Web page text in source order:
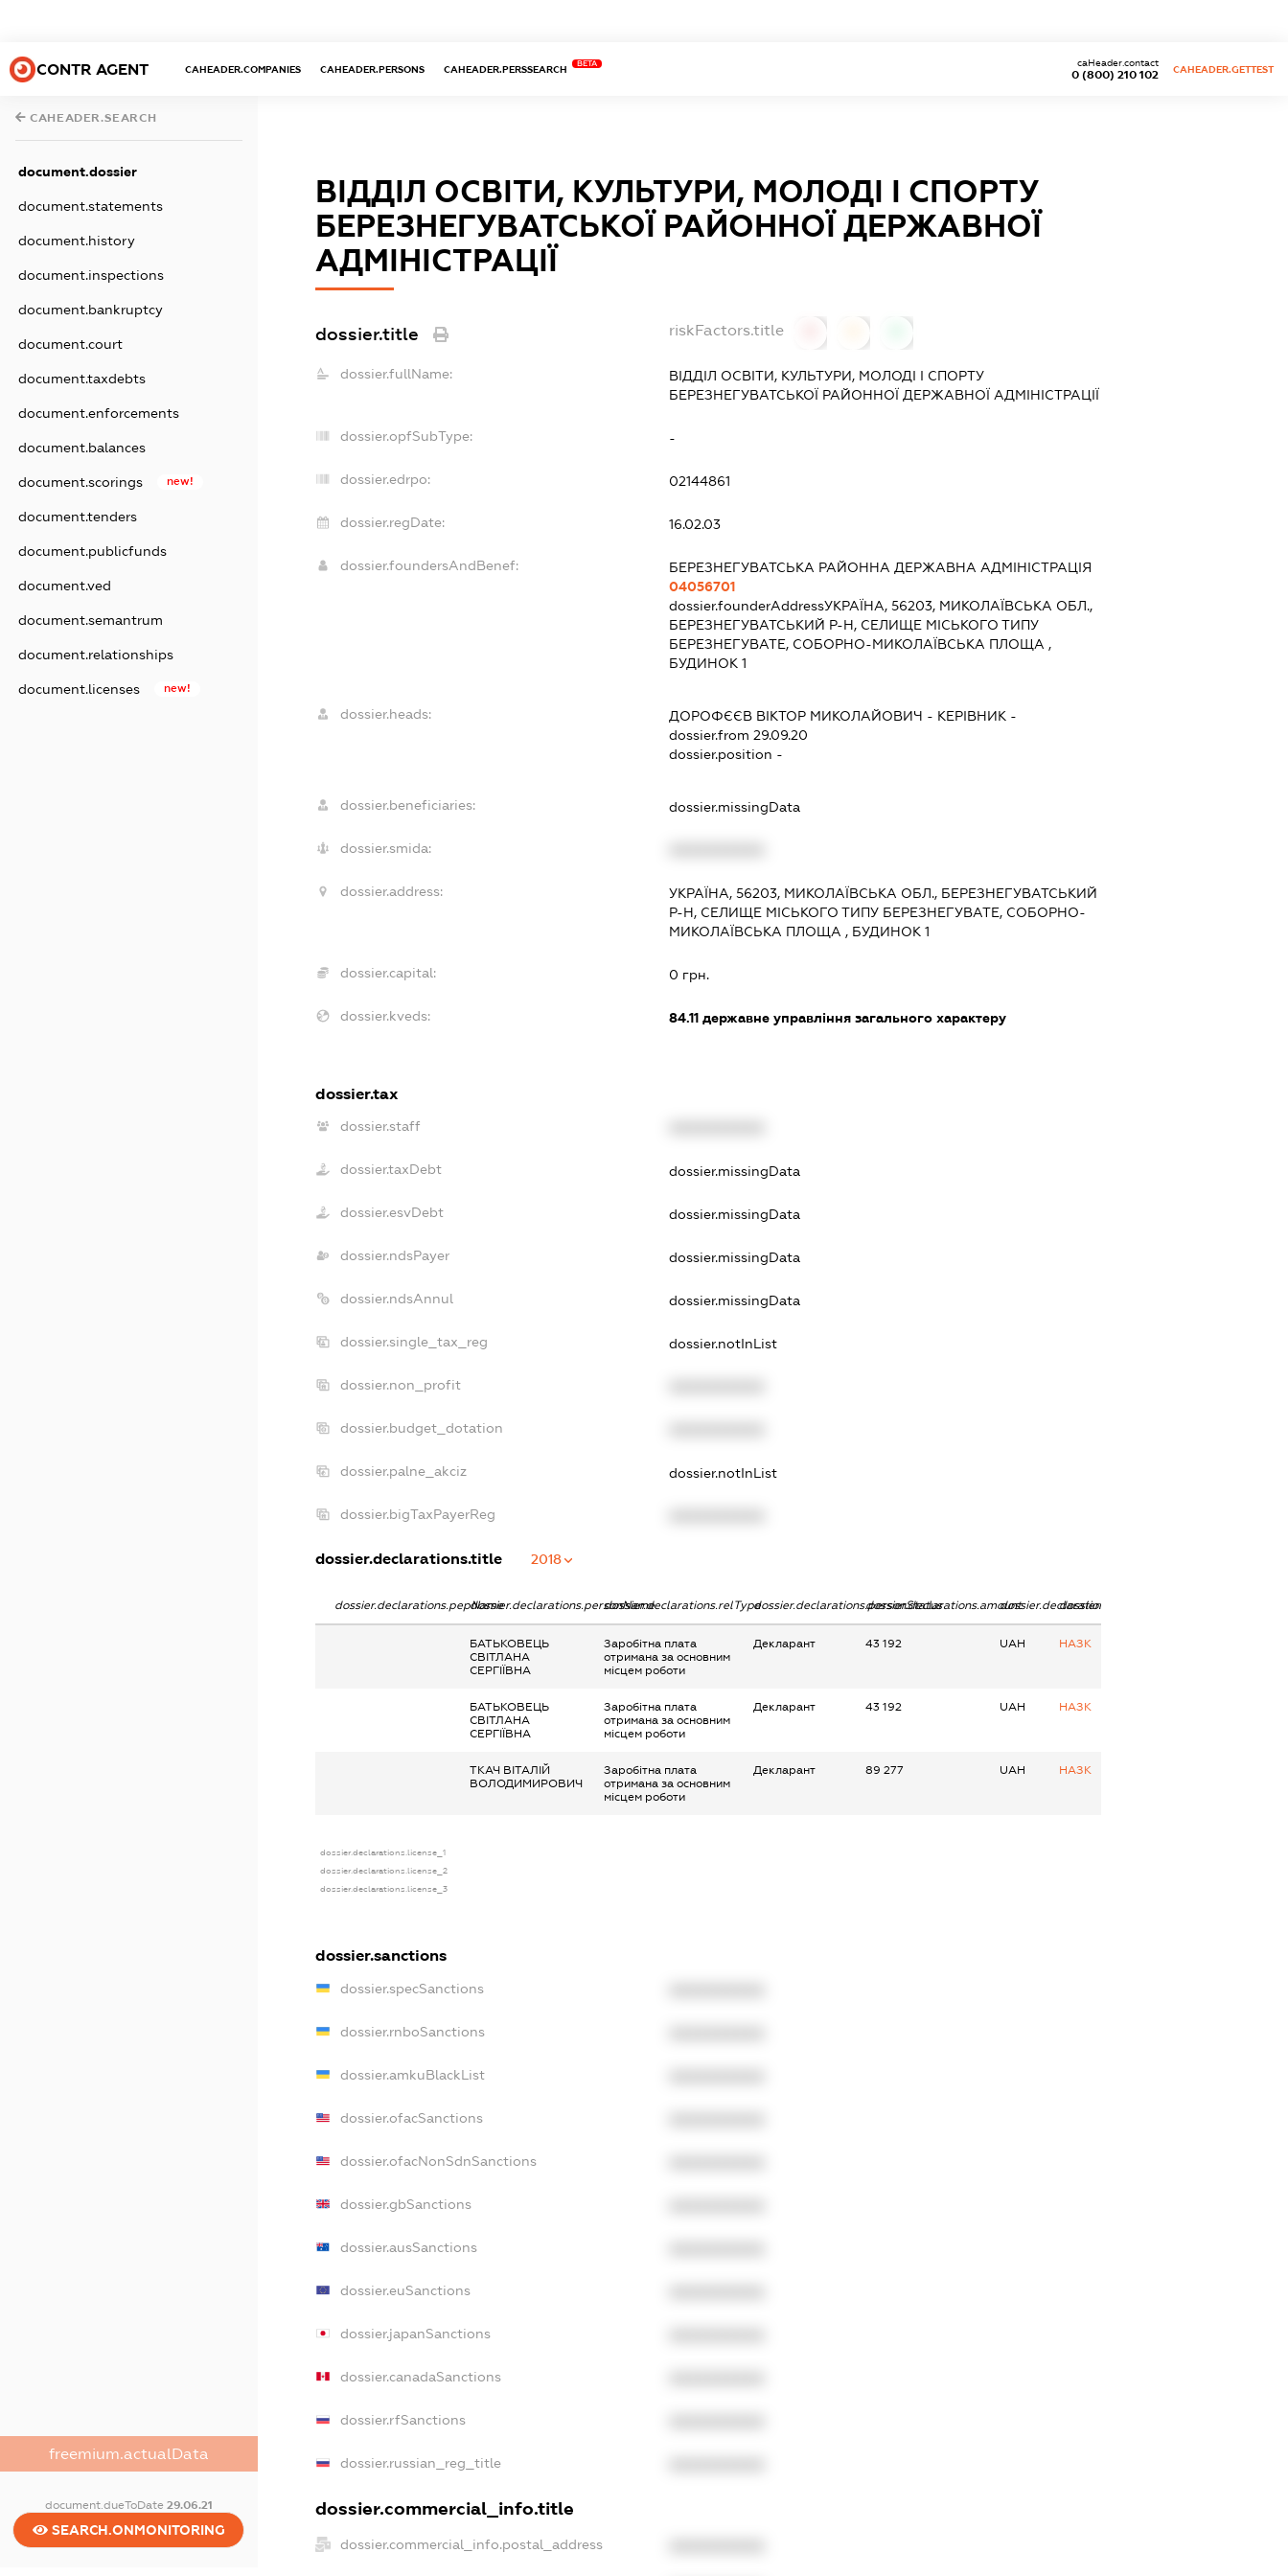
CONTR AGENT CAHEADER.COMPANIES CAHEADER.PERSONS CAHEADER.PERSSEARCH
BETA
0 (800) 210 102
caHeader.contact
CAHEADER.GETTEST
CAHEADER.SEARCH
document.dossier
document.statements
document.history
document.inspections
document.bankruptcy
document.court
document.taxdebts
document.enforcements
document.balances
document.scorings new!
document.tenders
document.publicfunds
document.ved
document.semantrum
document.relationships
document.licenses new!
freemium.actualData
document.dueToDate 29.06.21
SEARCH.ONMONITORING
ВІДДІЛ ОСВІТИ, КУЛЬТУРИ, МОЛОДІ І СПОРТУ
БЕРЕЗНЕГУВАТСЬКОЇ РАЙОННОЇ ДЕРЖАВНОЇ
АДМІНІСТРАЦІЇ
dossier.title riskFactors.title
dossier.fullName:
ВІДДІЛ ОСВІТИ, КУЛЬТУРИ, МОЛОДІ І СПОРТУ
БЕРЕЗНЕГУВАТСЬКОЇ РАЙОННОЇ ДЕРЖАВНОЇ АДМІНІСТРАЦІЇ
dossier.opfSubType: -
dossier.edrpo: 02144861
dossier.regDate: 16.02.03
dossier.foundersAndBenef:
БЕРЕЗНЕГУВАТСЬКА РАЙОННА ДЕРЖАВНА АДМІНІСТРАЦІЯ
04056701
dossier.founderAddressУКРАЇНА, 56203, МИКОЛАЇВСЬКА ОБЛ.,
БЕРЕЗНЕГУВАТСЬКИЙ Р-Н, СЕЛИЩЕ МІСЬКОГО ТИПУ
БЕРЕЗНЕГУВАТЕ, СОБОРНО-МИКОЛАЇВСЬКА ПЛОЩА ,
БУДИНОК 1
dossier.heads: ДОРОФЄЄВ ВІКТОР МИКОЛАЙОВИЧ - КЕРІВНИК -
dossier.from 29.09.20
dossier.position -
dossier.beneficiaries: dossier.missingData
dossier.smida:
dossier.address:
УКРАЇНА, 56203, МИКОЛАЇВСЬКА ОБЛ., БЕРЕЗНЕГУВАТСЬКИЙ
Р-Н, СЕЛИЩЕ МІСЬКОГО ТИПУ БЕРЕЗНЕГУВАТЕ, СОБОРНО-
МИКОЛАЇВСЬКА ПЛОЩА , БУДИНОК 1
dossier.capital: 0 грн.
dossier.kveds: 84.11 державне управління загального характеру
dossier.tax
dossier.staff
dossier.taxDebt dossier.missingData
dossier.esvDebt dossier.missingData
dossier.ndsPayer dossier.missingData
dossier.ndsAnnul dossier.missingData
dossier.single_tax_reg dossier.notInList
dossier.non_profit
dossier.budget_dotation
dossier.palne_akciz dossier.notInList
dossier.bigTaxPayerReg
dossier.declarations.title 2018
dossier.declarations.pepNamedossier.declarations.personNamedossier.declarations.relTypedossier.declarations.personStatusdossier.declarations.amountdossier.declarations.currency
dossier.declarations.source
БАТЬКОВЕЦЬ
СВІТЛАНА
СЕРГІЇВНА
Заробітна плата
отримана за основним
місцем роботи
Декларант 43 192 UAH НАЗК
БАТЬКОВЕЦЬ
СВІТЛАНА
СЕРГІЇВНА
Заробітна плата
отримана за основним
місцем роботи
Декларант 43 192 UAH НАЗК
ТКАЧ ВІТАЛІЙ
ВОЛОДИМИРОВИЧ
Заробітна плата
отримана за основним
місцем роботи
Декларант 89 277 UAH НАЗК
dossier.declarations.license_1
dossier.declarations.license_2
dossier.declarations.license_3
dossier.sanctions
dossier.specSanctions
dossier.rnboSanctions
dossier.amkuBlackList
dossier.ofacSanctions
dossier.ofacNonSdnSanctions
dossier.gbSanctions
dossier.ausSanctions
dossier.euSanctions
dossier.japanSanctions
dossier.canadaSanctions
dossier.rfSanctions
dossier.russian_reg_title
dossier.commercial_info.title
dossier.commercial_info.postal_address